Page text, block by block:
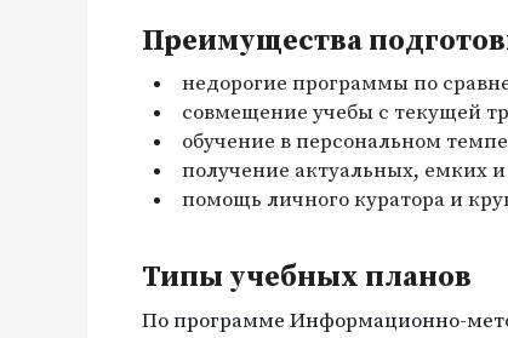
Преимущества
недорогие программы по
совмещение учебы с текущей
обучение в персональном
получение актуальных, емких
помощь личного куратора и
Типы учебных планов
По программе Информационно-